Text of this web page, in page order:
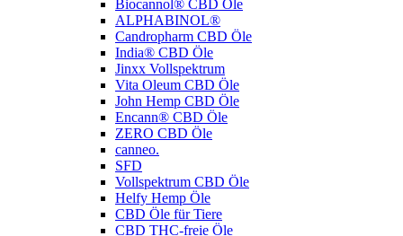
Biocannol® CBD Öle
ALPHABINOL®
Candropharm CBD Öle
India® CBD Öle
Jinxx Vollspektrum
Vita Oleum CBD Öle
John Hemp CBD Öle
Encann® CBD Öle
ZERO CBD Öle
canneo.
SFD
Vollspektrum CBD Öle
Helfy Hemp Öle
CBD Öle für Tiere
CBD THC-freie Öle